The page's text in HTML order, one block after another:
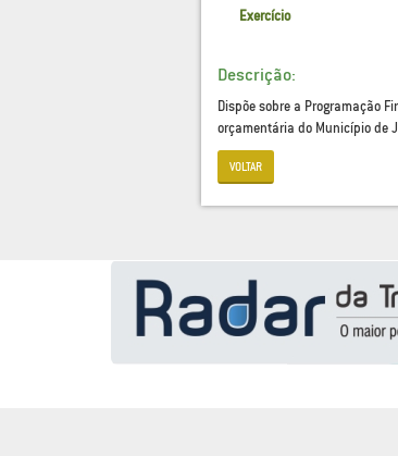
Exercício
Descrição:
Dispõe sobre a Programação
orçamentária do Município de
VOLTAR